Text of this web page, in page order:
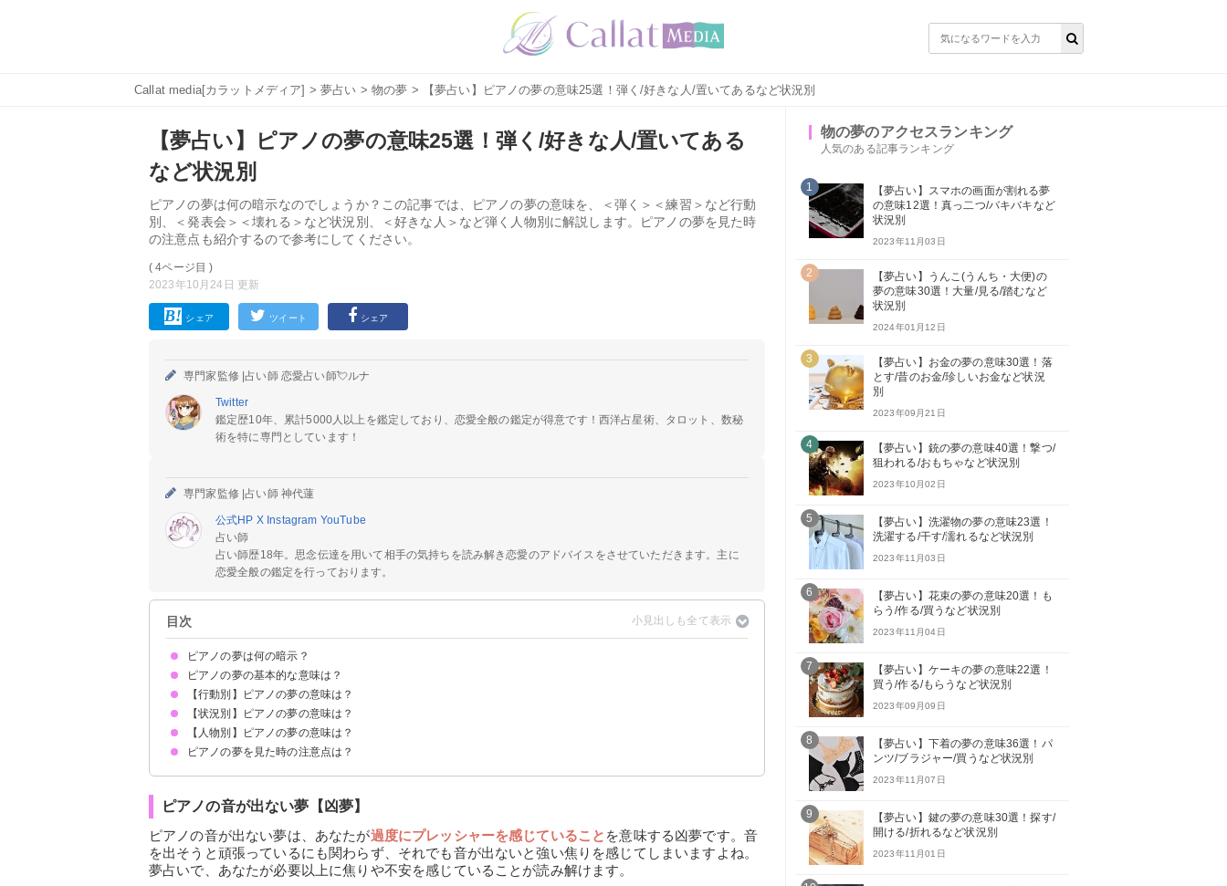
Callat media[カラットメディア] >夢占い > 物の夢 > 【夢占い】ピアノの夢の意味25選！弾く/好きな人/置いてあるなど状況別
【夢占い】ピアノの夢の意味25選！弾く/好きな人/置いてある
など状況別
ピアノの夢は何の暗示なのでしょうか？この記事では、ピアノの夢の意味を、＜弾く＞＜練習＞など行動
別、＜発表会＞＜壊れる＞など状況別、＜好きな人＞など弾く人物別に解説します。ピアノの夢を見た時
の注意点も紹介するので参考にしてください。
( 4ページ目 )
2023年10月24日 更新
シェア ツイート シェア
専門家監修 |占い師 恋愛占い師💘ルナ
Twitter
鑑定歴10年、累計5000人以上を鑑定しており、恋愛全般の鑑定が得意です！西洋占星術、タロット、数秘
術を特に専門としています！
専門家監修 |占い師 神代蓮
公式HP X Instagram YouTube
占い師
占い師歴18年。思念伝達を用いて相手の気持ちを読み解き恋愛のアドバイスをさせていただきます。主に
恋愛全般の鑑定を行っております。
目次
ピアノの夢は何の暗示？
ピアノの夢の基本的な意味は？
感情や才能の暗示
状況によって意味が決まる
【行動別】ピアノの夢の意味は？
ピアノを弾く夢【吉夢】
ピアノを練習する夢【吉夢】
ピアノの音色を聴く夢【吉夢】
ピアノを移動させる夢【警告夢】
ピアノを買う夢【吉夢】
ピアノをサボる夢【凶夢】
ピアノを修理する夢【警告夢】
ピアノを掃除する夢【吉夢】
ピアノを捨てる夢【凶夢】
【状況別】ピアノの夢の意味は？
ピアノを弾けない夢【凶夢】
ピアノの先生の夢【吉夢】
ピアノの発表会の夢【吉夢】
ピアノの楽譜の夢【吉夢】
ピアノが壊れる夢【凶夢】
ピアノをもらう夢【吉夢】
ピアノが置いてある夢【警告夢】
ピアノの音が出ない夢【凶夢】
ピアノのコンサートの夢【警告夢】
ピアノの試験の夢【警告夢】
ピアノのレッスンの夢【吉夢】
ピアノを上手に弾ける夢【吉夢】
【人物別】ピアノの夢の意味は？
好きな人がピアノを弾く夢【吉夢】
友達がピアノを弾く夢【凶夢】
異性がピアノを弾く夢【警告夢】
知らない人とピアノを弾く夢【吉夢】
ピアノの夢を見た時の注意点は？
ピアノの音が出ない夢【凶夢】
ピアノの音が出ない夢は、あなたが過度にプレッシャーを感じていること を意味する凶夢です。音
を出そうと頑張っているにも関わらず、それでも音が出ないと強い焦りを感じてしまいますよね。
夢占いで、あなたが必要以上に焦りや不安を感じていることが読み解けます。
物の夢のアクセスランキング
人気のある記事ランキング
1
【夢占い】スマホの画面が割れる夢
の意味12選！真っ二つ/バキバキなど
状況別
2023年11月03日
2
【夢占い】うんこ(うんち・大便)の
夢の意味30選！大量/見る/踏むなど
状況別
2024年01月12日
3
【夢占い】お金の夢の意味30選！落
とす/昔のお金/珍しいお金など状況
別
2023年09月21日
4
【夢占い】銃の夢の意味40選！撃つ/
狙われる/おもちゃなど状況別
2023年10月02日
5
【夢占い】洗濯物の夢の意味23選！
洗濯する/干す/濡れるなど状況別
2023年11月03日
6
【夢占い】花束の夢の意味20選！も
らう/作る/買うなど状況別
2023年11月04日
7
【夢占い】ケーキの夢の意味22選！
買う/作る/もらうなど状況別
2023年09月09日
8
【夢占い】下着の夢の意味36選！パ
ンツ/ブラジャー/買うなど状況別
2023年11月07日
9
【夢占い】鍵の夢の意味30選！探す/
開ける/折れるなど状況別
2023年11月01日